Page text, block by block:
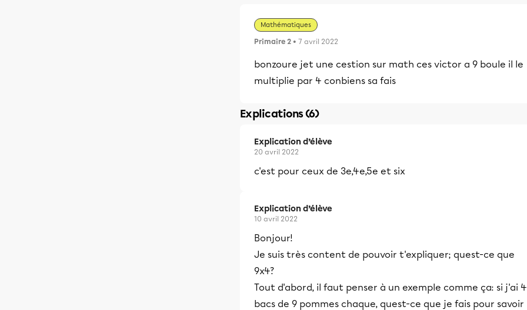
Mathématiques
Primaire 2 • 7 avril 2022
bonzoure jet une cestion sur math ces victor a 9 boule il le
multiplie par 4 conbiens sa fais
Explications (6)
Explication d’élève
20 avril 2022
c'est pour ceux de 3e,4e,5e et six
Explication d’élève
10 avril 2022
Bonjour!
Je suis très content de pouvoir t'expliquer; quest-ce que
9x4?
Tout d'abord, il faut penser à un exemple comme ça: si j'ai 4
bacs de 9 pommes chaque, quest-ce que je fais pour savoir